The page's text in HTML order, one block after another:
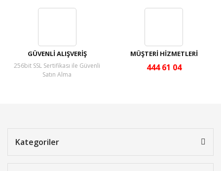
GÜVENLİ ALIŞVERİŞ
256bit SSL Sertifikası ile Güvenli
Satın Alma
MÜŞTERİ HİZMETLERİ
444 61 04
Kategoriler